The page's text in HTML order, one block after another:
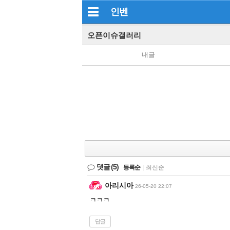
인벤
오픈이슈갤러리
내글
댓글(5) 등록순 최신순
아리시아 26-05-20 22:07
ㅋㅋㅋ
답글